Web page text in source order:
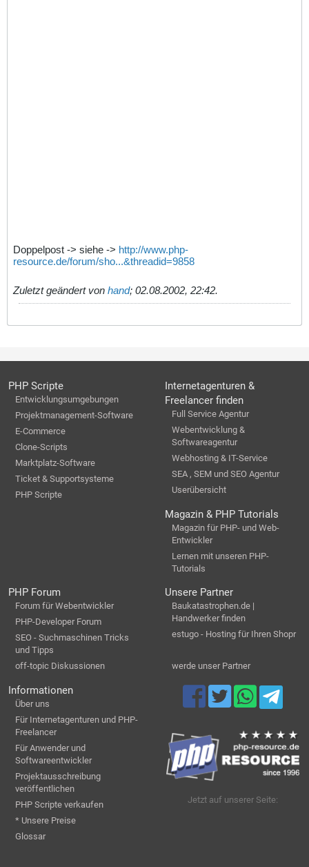
Doppelpost -> siehe -> http://www.php-
resource.de/forum/sho...&threadid=9858
Zuletzt geändert von hand; 02.08.2002, 22:42.
PHP Scripte
Entwicklungsumgebungen
Projektmanagement-Software
E-Commerce
Clone-Scripts
Marktplatz-Software
Ticket & Supportsysteme
PHP Scripte
Internetagenturen &
Freelancer finden
Full Service Agentur
Webentwicklung &
Softwareagentur
Webhosting & IT-Service
SEA , SEM und SEO Agentur
Userübersicht
Magazin & PHP Tutorials
Magazin für PHP- und Web-
Entwickler
Lernen mit unseren PHP-
Tutorials
PHP Forum
Forum für Webentwickler
PHP-Developer Forum
SEO - Suchmaschinen Tricks
und Tipps
off-topic Diskussionen
Unsere Partner
Baukatastrophen.de |
Handwerker finden
estugo - Hosting für Ihren Shopr
werde unser Partner
Informationen
Über uns
Für Internetagenturen und PHP-
Freelancer
Für Anwender und
Softwareentwickler
Projektausschreibung
veröffentlichen
PHP Scripte verkaufen
* Unsere Preise
Glossar
Jetzt auf unserer Seite: